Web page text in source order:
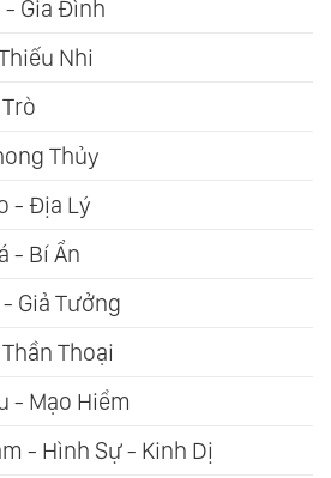
Gia Đình
Nhi
Thủy
- Địa Lý
- Bí Ẩn
Giả Tưởng
Thoại
- Mạo Hiểm
- Hình Sự - Kinh Dị